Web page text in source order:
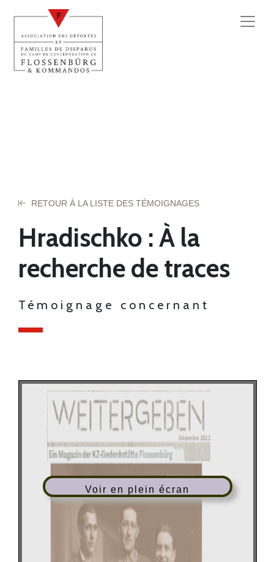
RETOUR À LA LISTE DES TÉMOIGNAGES
Hradischko : À la
recherche de traces
Témoignage concernant
Voir en plein écran